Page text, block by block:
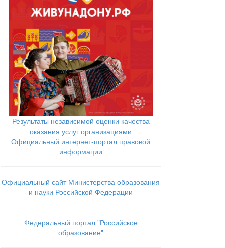
Результаты независимой оценки качества
оказания услуг организациями
Официальный интернет-портал правовой
информации
Официальный сайт Министерства образования
и науки Российской Федерации
Федеральный портал "Российское
образование"